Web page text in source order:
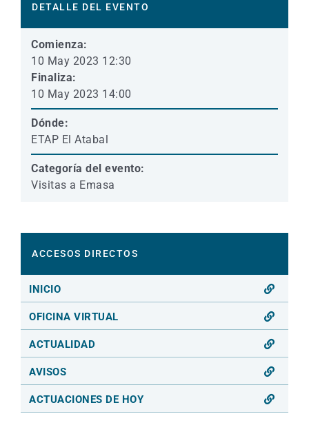
DETALLE DEL EVENTO
Comienza:
10 May 2023 12:30
Finaliza:
10 May 2023 14:00
Dónde:
ETAP El Atabal
Categoría del evento:
Visitas a Emasa
ACCESOS DIRECTOS
INICIO
OFICINA VIRTUAL
ACTUALIDAD
AVISOS
ACTUACIONES DE HOY